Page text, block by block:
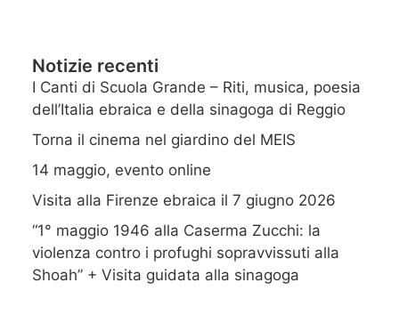
Notizie recenti
I Canti di Scuola Grande – Riti, musica, poesia
dell’Italia ebraica e della sinagoga di Reggio
Torna il cinema nel giardino del MEIS
14 maggio, evento online
Visita alla Firenze ebraica il 7 giugno 2026
“1° maggio 1946 alla Caserma Zucchi: la
violenza contro i profughi sopravvissuti alla
Shoah” + Visita guidata alla sinagoga